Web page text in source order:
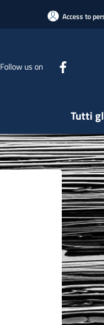
Access to
Follow us on
Tutti